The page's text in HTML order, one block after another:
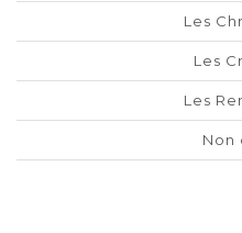
Les
Les
Les
Non